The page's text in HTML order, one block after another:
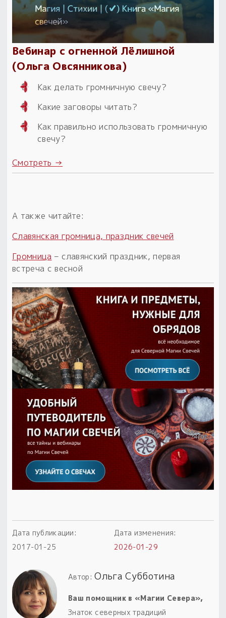
Вебинар с огненной Лёлишной
(Ольга Овсянникова)
Как делать громничную свечу?
Какие заговоры читать?
Как правильно использовать громничную
свечу?
Смотреть →
А также читайте:
Славянская громница, праздник свечей
Громница – славянский праздник, первая
встреча с весной
Дата публикации:
2017-01-25
Дата изменения:
2026-01-29
Автор:Ольга Субботина
Ваш помощник в «Магии Севера»,
Знаток северных традиций